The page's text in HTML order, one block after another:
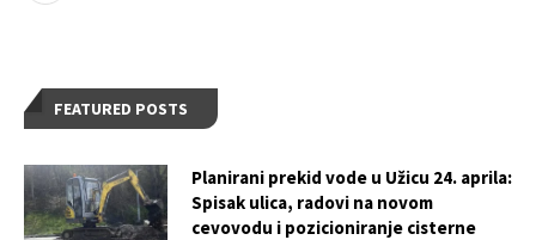
FEATURED POSTS
Planirani prekid vode u Užicu 24. aprila:
Spisak ulica, radovi na novom
cevovodu i pozicioniranje cisterne